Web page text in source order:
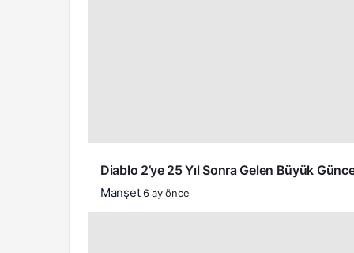
Diablo 2’ye 25 Yıl Sonra Gelen Büyük
Manşet 6 ay önce